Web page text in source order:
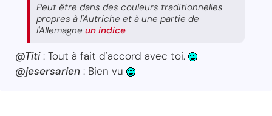
Peut être dans des couleurs traditionnelles
propres à l'Autriche et à une partie de
l'Allemagne un indice
@Titi: Tout à fait d'accord avec toi.
@jesersarien : Bien vu